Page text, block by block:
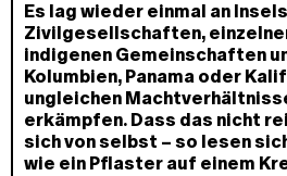
Es lag wieder einmal an
Zivilgesellschaften,
indigenen Gemeinschaften
Kolumbien, Panama oder
ungleichen
erkämpfen. Dass das nicht
sich von selbst – so lesen
wie ein Pflaster auf einem